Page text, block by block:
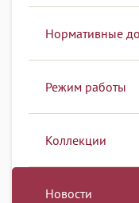
Нормативные
Режим работы
Коллекции
Новости